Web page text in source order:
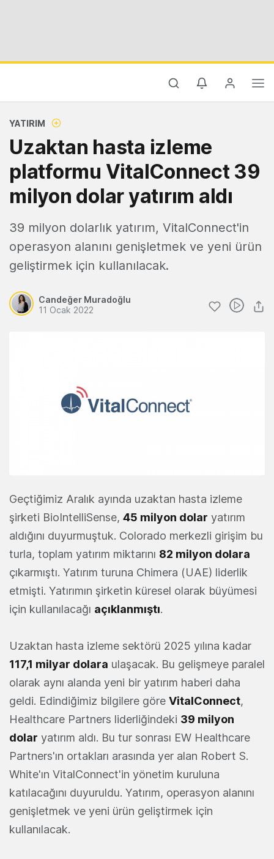
YATIRIM
Uzaktan hasta izleme
platformu VitalConnect 39
milyon dolar yatırım aldı
39 milyon dolarlık yatırım, VitalConnect'in
operasyon alanını genişletmek ve yeni ürün
geliştirmek için kullanılacak.
Candeğer Muradoğlu
11 Ocak 2022
Geçtiğimiz Aralık ayında uzaktan hasta izleme
şirketi BioIntelliSense, 45 milyon dolar yatırım
aldığını duyurmuştuk. Colorado merkezli girişim bu
turla, toplam yatırım miktarını 82 milyon dolara
çıkarmıştı. Yatırım turuna Chimera (UAE) liderlik
etmişti. Yatırımın şirketin küresel olarak büyümesi
için kullanılacağı açıklanmıştı.
Uzaktan hasta izleme sektörü 2025 yılına kadar
117,1 milyar dolara ulaşacak. Bu gelişmeye paralel
olarak aynı alanda yeni bir yatırım haberi daha
geldi. Edindiğimiz bilgilere göre VitalConnect,
Healthcare Partners liderliğindeki 39 milyon
dolar yatırım aldı. Bu tur sonrası EW Healthcare
Partners'ın ortakları arasında yer alan Robert S.
White'ın VitalConnect'in yönetim kuruluna
katılacağını duyuruldu. Yatırım, operasyon alanını
genişletmek ve yeni ürün geliştirmek için
kullanılacak.